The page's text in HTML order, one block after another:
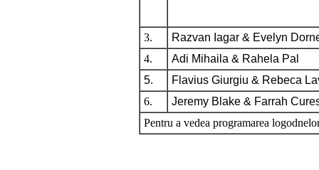
3.
Razvan Iagar & Evelyn
4.
Adi Mihaila & Rahela Pal
5.
Flavius Giurgiu & Rebeca
6.
Jeremy Blake & Farrah
Pentru a vedea programarea